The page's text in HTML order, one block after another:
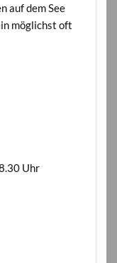
auf dem See
möglichst oft
Uhr